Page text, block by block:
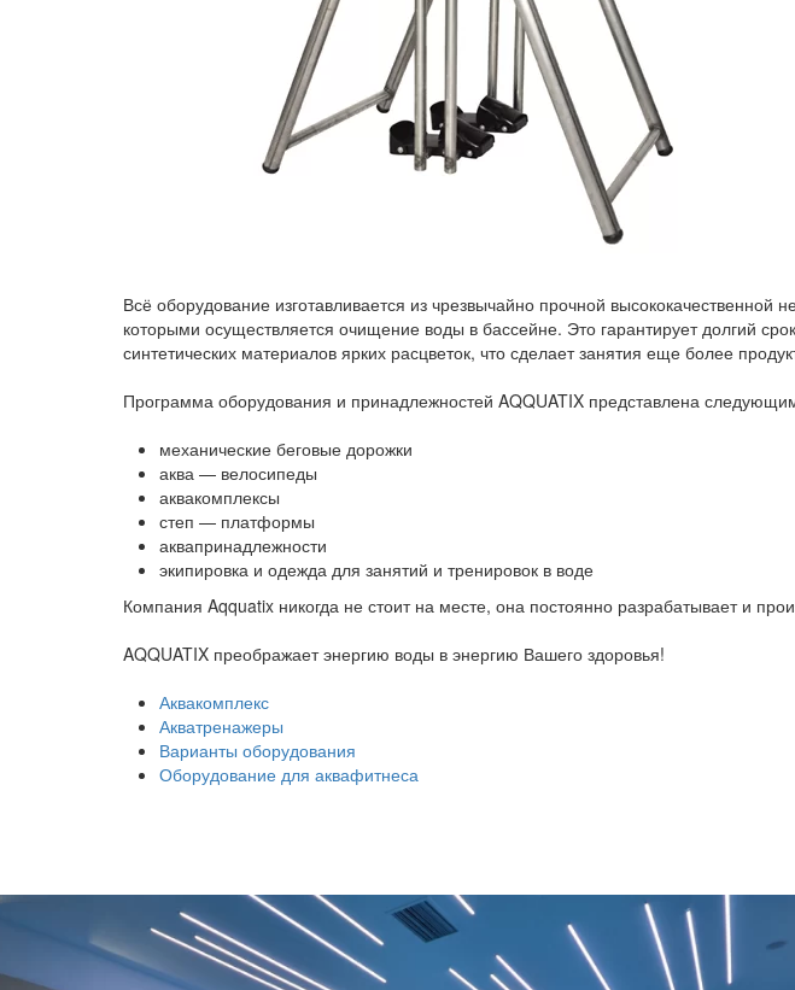
Всё оборудование изготавливается из чрезвычайно прочной
которыми осуществляется очищение воды в бассейне. Это гарантирует долгий
синтетических материалов ярких расцветок, что сделает занятия еще более
Программа оборудования и принадлежностей AQQUATIX представлена
механические беговые дорожки
аква — велосипеды
аквакомплексы
степ — платформы
аквапринадлежности
экипировка и одежда для занятий и тренировок в воде
Компания Aqquatix никогда не стоит на месте, она постоянно разрабатывает и
AQQUATIX преображает энергию воды в энергию Вашего здоровья!
Аквакомплекс
Акватренажеры
Варианты оборудования
Оборудование для аквафитнеса